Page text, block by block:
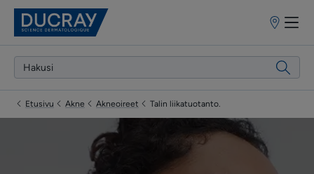
Etusivu Akne Akneoireet Talin liikatuotanto.